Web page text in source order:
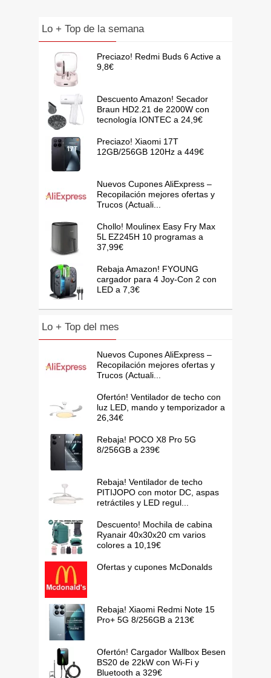
Lo + Top de la semana
Preciazo! Redmi Buds 6 Active a
9,8€
Descuento Amazon! Secador
Braun HD2.21 de 2200W con
tecnología IONTEC a 24,9€
Preciazo! Xiaomi 17T
12GB/256GB 120Hz a 449€
Nuevos Cupones AliExpress –
Recopilación mejores ofertas y
Trucos (Actuali...
Chollo! Moulinex Easy Fry Max
5L EZ245H 10 programas a
37,99€
Rebaja Amazon! FYOUNG
cargador para 4 Joy-Con 2 con
LED a 7,3€
Lo + Top del mes
Nuevos Cupones AliExpress –
Recopilación mejores ofertas y
Trucos (Actuali...
Ofertón! Ventilador de techo con
luz LED, mando y temporizador a
26,34€
Rebaja! POCO X8 Pro 5G
8/256GB a 239€
Rebaja! Ventilador de techo
PITIJOPO con motor DC, aspas
retráctiles y LED regul...
Descuento! Mochila de cabina
Ryanair 40x30x20 cm varios
colores a 10,19€
Ofertas y cupones McDonalds
Rebaja! Xiaomi Redmi Note 15
Pro+ 5G 8/256GB a 213€
Ofertón! Cargador Wallbox Besen
BS20 de 22kW con Wi-Fi y
Bluetooth a 329€